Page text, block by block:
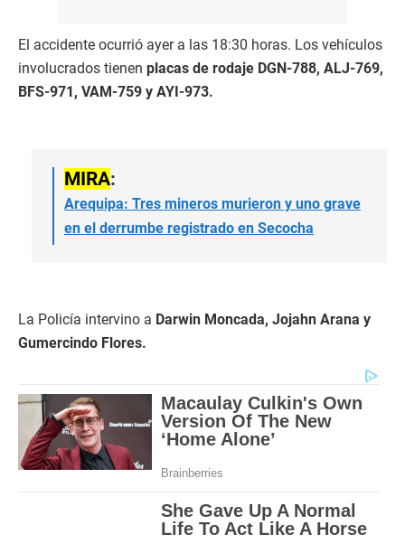
El accidente ocurrió ayer a las 18:30 horas. Los vehículos
involucrados tienen placas de rodaje DGN-788, ALJ-769,
BFS-971, VAM-759 y AYI-973.
MIRA:
Arequipa: Tres mineros murieron y uno grave
en el derrumbe registrado en Secocha
La Policía intervino a Darwin Moncada, Jojahn Arana y
Gumercindo Flores.